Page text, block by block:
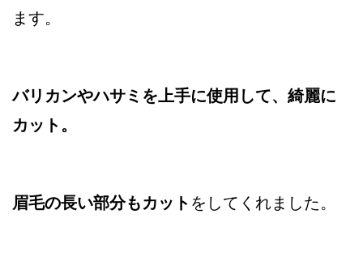
ます。
バリカンやハサミを上手に使用して、綺麗に
カット。
眉毛の長い部分もカット をしてくれました。